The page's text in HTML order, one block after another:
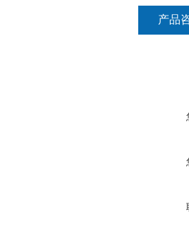
产品